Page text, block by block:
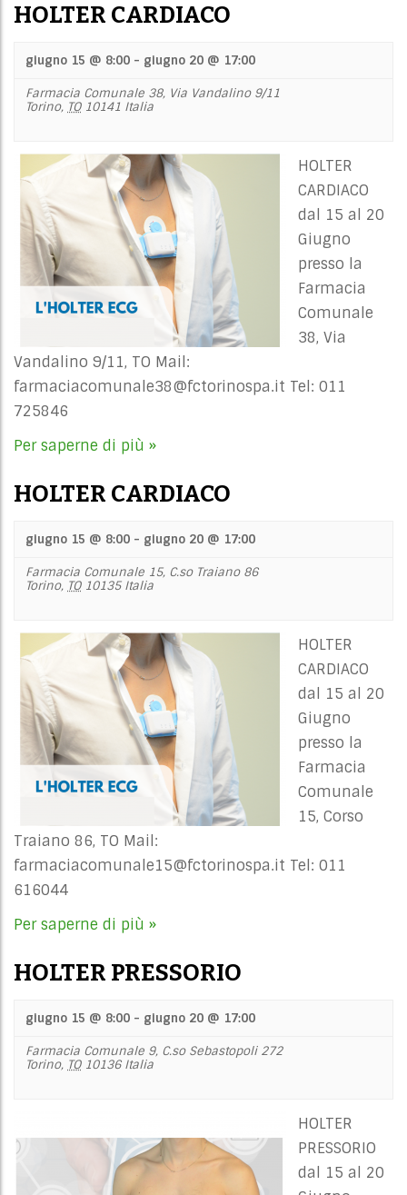
HOLTER CARDIACO
giugno 15 @ 8:00 - giugno 20 @ 17:00
Farmacia Comunale 38, Via Vandalino 9/11
Torino, TO 10141 Italia
HOLTER
CARDIACO
dal 15 al 20
Giugno
presso la
Farmacia
Comunale
38, Via
Vandalino 9/11, TO Mail:
farmaciacomunale38@fctorinospa.it Tel: 011
725846
Per saperne di più »
HOLTER CARDIACO
giugno 15 @ 8:00 - giugno 20 @ 17:00
Farmacia Comunale 15, C.so Traiano 86
Torino, TO 10135 Italia
HOLTER
CARDIACO
dal 15 al 20
Giugno
presso la
Farmacia
Comunale
15, Corso
Traiano 86, TO Mail:
farmaciacomunale15@fctorinospa.it Tel: 011
616044
Per saperne di più »
HOLTER PRESSORIO
giugno 15 @ 8:00 - giugno 20 @ 17:00
Farmacia Comunale 9, C.so Sebastopoli 272
Torino, TO 10136 Italia
HOLTER
PRESSORIO
dal 15 al 20